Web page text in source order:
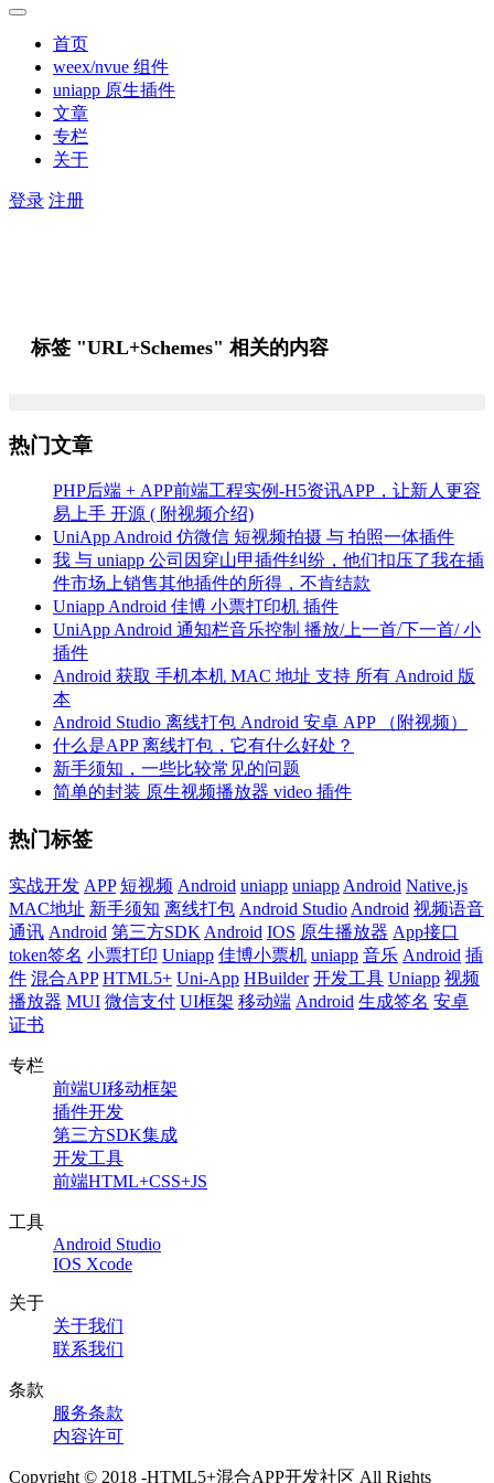
首页
weex/nvue 组件
uniapp 原生插件
文章
专栏
关于
登录 注册
标签 "URL+Schemes" 相关的内容
热门文章
PHP后端 + APP前端工程实例-H5资讯APP，让新人更容
易上手 开源 ( 附视频介绍)
UniApp Android 仿微信 短视频拍摄 与 拍照一体插件
我 与 uniapp 公司因穿山甲插件纠纷，他们扣压了我在插
件市场上销售其他插件的所得，不肯结款
Uniapp Android 佳博 小票打印机 插件
UniApp Android 通知栏音乐控制 播放/上一首/下一首/ 小
插件
Android 获取 手机本机 MAC 地址 支持 所有 Android 版
本
Android Studio 离线打包 Android 安卓 APP （附视频）
什么是APP 离线打包，它有什么好处？
新手须知，一些比较常见的问题
简单的封装 原生视频播放器 video 插件
热门标签
实战开发 APP 短视频 Android uniapp uniapp Android Native.js
MAC地址 新手须知 离线打包 Android Studio Android 视频语音
通讯 Android 第三方SDK Android IOS 原生播放器 App接口
token签名 小票打印 Uniapp 佳博小票机 uniapp 音乐 Android 插
件 混合APP HTML5+ Uni-App HBuilder 开发工具 Uniapp 视频
播放器 MUI 微信支付 UI框架 移动端 Android 生成签名 安卓
证书
专栏
前端UI移动框架
插件开发
第三方SDK集成
开发工具
前端HTML+CSS+JS
工具
Android Studio
IOS Xcode
关于
关于我们
联系我们
条款
服务条款
内容许可
Copyright © 2018 -HTML5+混合APP开发社区 All Rights